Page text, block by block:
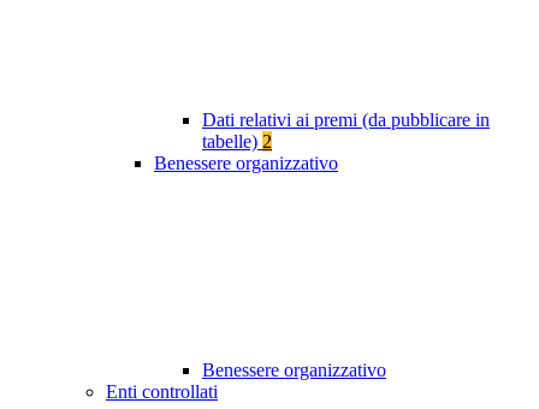
Dati relativi ai premi (da pubblicare in
tabelle) 2
Benessere organizzativo
Benessere organizzativo
Enti controllati